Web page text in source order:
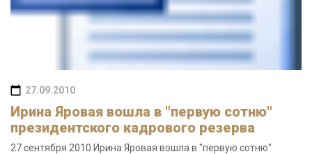
27.09.2010
Ирина Яровая вошла в "первую сотню"
президентского кадрового резерва
27 сентября 2010 Ирина Яровая вошла в "первую сотню"